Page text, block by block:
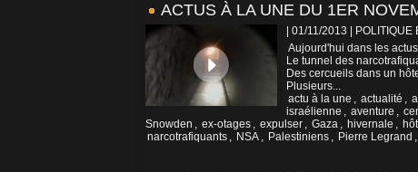
ACTUS À LA UNE DU 1ER
| 01/11/2013
POLITIQUE
Aujourd'hui dans les
Le tunnel des
Des cercueils dans un
Plusieurs...
actu à la une , actualité ,
israélienne , aventure ,
Snowden , ex-otages , expulser , Gaza , hivernale ,
narcotrafiquants , NSA , Palestiniens , Pierre Legrand ,